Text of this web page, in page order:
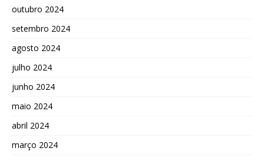
outubro 2024
setembro 2024
agosto 2024
julho 2024
junho 2024
maio 2024
abril 2024
março 2024